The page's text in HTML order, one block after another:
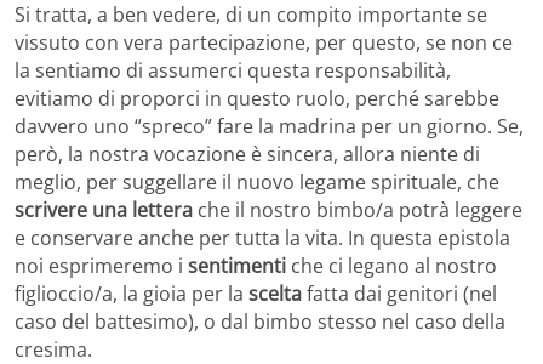
Si tratta, a ben vedere, di un compito importante se
vissuto con vera partecipazione, per questo, se non ce
la sentiamo di assumerci questa responsabilità,
evitiamo di proporci in questo ruolo, perché sarebbe
davvero uno “spreco” fare la madrina per un giorno. Se,
però, la nostra vocazione è sincera, allora niente di
meglio, per suggellare il nuovo legame spirituale, che
scrivere una lettera che il nostro bimbo/a potrà leggere
e conservare anche per tutta la vita. In questa epistola
noi esprimeremo i sentimenti che ci legano al nostro
figlioccio/a, la gioia per la sceltafatta dai genitori (nel
caso del battesimo), o dal bimbo stesso nel caso della
cresima.